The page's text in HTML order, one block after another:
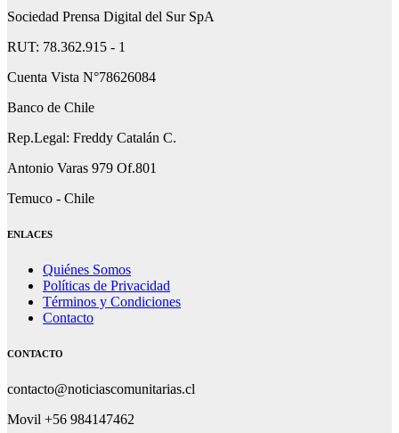
Sociedad Prensa Digital del Sur SpA
RUT: 78.362.915 - 1
Cuenta Vista N°78626084
Banco de Chile
Rep.Legal: Freddy Catalán C.
Antonio Varas 979 Of.801
Temuco - Chile
ENLACES
Quiénes Somos
Políticas de Privacidad
Términos y Condiciones
Contacto
CONTACTO
contacto@noticiascomunitarias.cl
Movil +56 984147462